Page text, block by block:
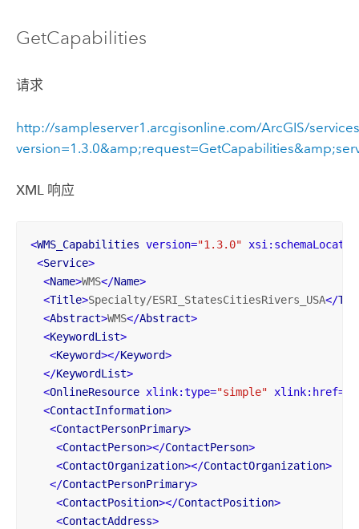
GetCapabilities
请求
http://sampleserver1.arcgisonline.com/ArcGIS/
XML 响应
<WMS_Capabilities version="1.3.0"
<Service>
<Name>WMS</Name>
<Title>Specialty/ESRI_StatesCitiesRivers_USA</
<Abstract>WMS</Abstract>
<KeywordList>
<Keyword></Keyword>
</KeywordList>
<OnlineResource xlink:type="simple" xlink:href=
<ContactInformation>
<ContactPersonPrimary>
<ContactPerson></ContactPerson>
<ContactOrganization></ContactOrganization>
</ContactPersonPrimary>
<ContactPosition></ContactPosition>
<ContactAddress>